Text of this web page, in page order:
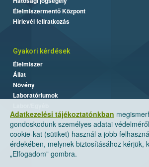
Adatkezelési tájékoztatónkban
gondoskodunk személyes adatai
cookie-kat (sütiket) használ a jobb
érdekében, melynek biztosításához kérjük,
„Elfogadom” gombra.
Élelmiszermentő Központ
Hírlevél feliratkozás
Gyakori kérdések
Élelmiszer
Állat
Növény
Laboratóriumok